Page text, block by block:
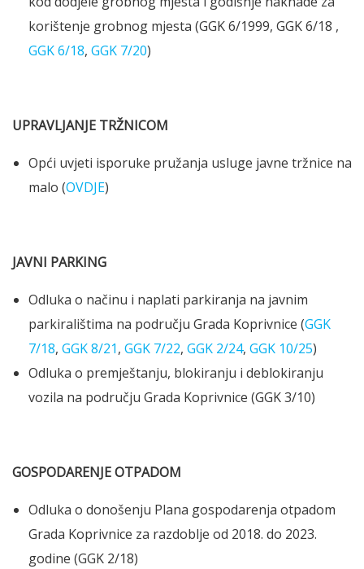
korištenje grobnog mjesta (GGK 6/1999, GGK 6/18 ,
GGK 6/18, GGK 7/20)
UPRAVLJANJE TRŽNICOM
Opći uvjeti isporuke pružanja usluge javne tržnice na
malo (OVDJE)
JAVNI PARKING
Odluka o načinu i naplati parkiranja na javnim
parkiralištima na području Grada Koprivnice (GGK
7/18, GGK 8/21, GGK 7/22, GGK 2/24, GGK 10/25)
Odluka o premještanju, blokiranju i deblokiranju
vozila na području Grada Koprivnice (GGK 3/10)
GOSPODARENJE OTPADOM
Odluka o donošenju Plana gospodarenja otpadom
Grada Koprivnice za razdoblje od 2018. do 2023.
godine (GGK 2/18)